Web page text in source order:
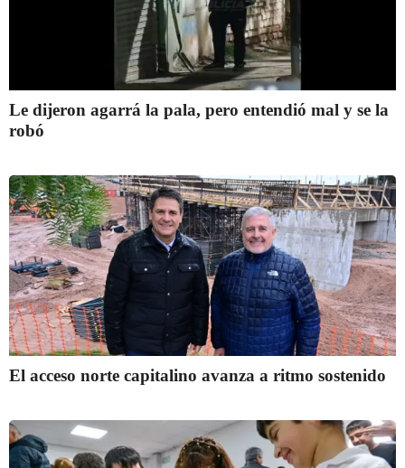
Le dijeron agarrá la pala, pero entendió mal y se la
robó
El acceso norte capitalino avanza a ritmo sostenido